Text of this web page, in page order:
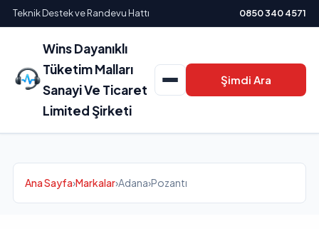
Teknik Destek ve Randevu Hattı 0850 340 4571
Wins Dayanıklı
Tüketim Malları
Sanayi Ve Ticaret
Limited Şirketi
Şimdi Ara
Ana Sayfa›Markalar›Adana›Pozantı